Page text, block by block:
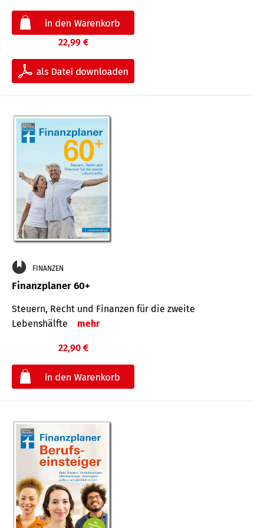
22,99 €
FINANZEN
Finanzplaner 60+
Steuern, Recht und Finanzen für die zweite
Lebenshälfte
mehr
22,90 €